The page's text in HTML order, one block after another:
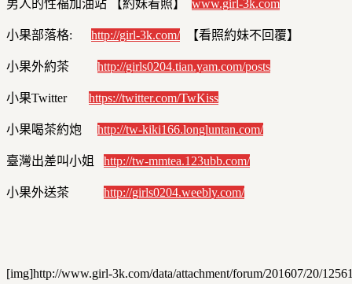
男人的性福加油站 【約妹看照】 www.girl-3k.com
小果部落格: http://girl-3k.com/ 【看照約妹不回覆】
小果外約茶 http://girls0204.tian.yam.com/posts
小果Twitter https://twitter.com/TwKiss
小果喝茶約炮 http://tw-kiki166.longluntan.com/
臺灣出差叫小姐 http://tw-mmtea.123ubb.com/
小果外送茶 http://girls0204.weebly.com/
[img]http://www.girl-3k.com/data/attachment/forum/201607/20/